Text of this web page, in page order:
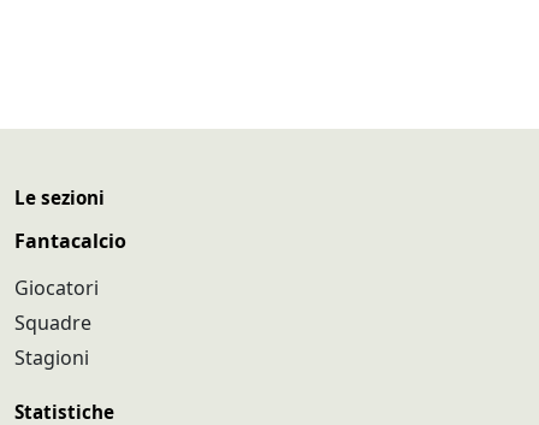
Le sezioni
Fantacalcio
Giocatori
Squadre
Stagioni
Statistiche